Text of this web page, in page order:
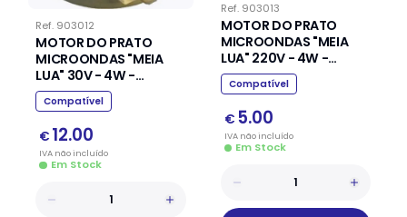
Ref. 903012
MOTOR DO PRATO
MICROONDAS "MEIA
LUA" 30V - 4W -
5/6RPM
Compatível
€ 12.00
IVA nãoincluído
Em Stock
Ref. 903013
MOTOR DO PRATO
MICROONDAS "MEIA
LUA" 220V - 4W -
5/6RPM
Compatível
€ 5.00
IVA nãoincluído
Em Stock